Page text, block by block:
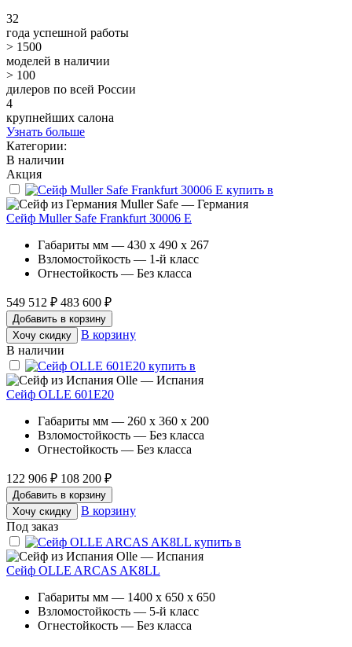
32
года успешной работы
> 1500
моделей в наличии
> 100
дилеров по всей России
4
крупнейших салона
Узнать больше
Категории:
В наличии
Акция
Muller Safe — Германия
Сейф Muller Safe Frankfurt 30006 E
Габариты мм — 430 x 490 x 267
Взломостойкость — 1-й класс
Огнестойкость — Без класса
549 512 ₽ 483 600 ₽
Добавить в корзину
Хочу скидку
В корзину
В наличии
Olle — Испания
Сейф OLLE 601E20
Габариты мм — 260 x 360 x 200
Взломостойкость — Без класса
Огнестойкость — Без класса
122 906 ₽ 108 200 ₽
Добавить в корзину
Хочу скидку
В корзину
Под заказ
Olle — Испания
Сейф OLLE ARCAS AK8LL
Габариты мм — 1400 x 650 x 650
Взломостойкость — 5-й класс
Огнестойкость — Без класса